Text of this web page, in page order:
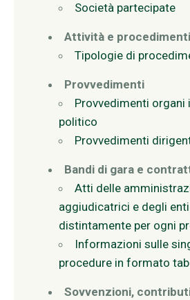
Società partecipate
Attività e procedimenti
Tipologie di
Provvedimenti
Provvedimenti organi
politico
Provvedimenti
Bandi di gara e
Atti delle
aggiudicatrici e degli
distintamente per ogni
Informazioni sulle
procedure in formato
Sovvenzioni,